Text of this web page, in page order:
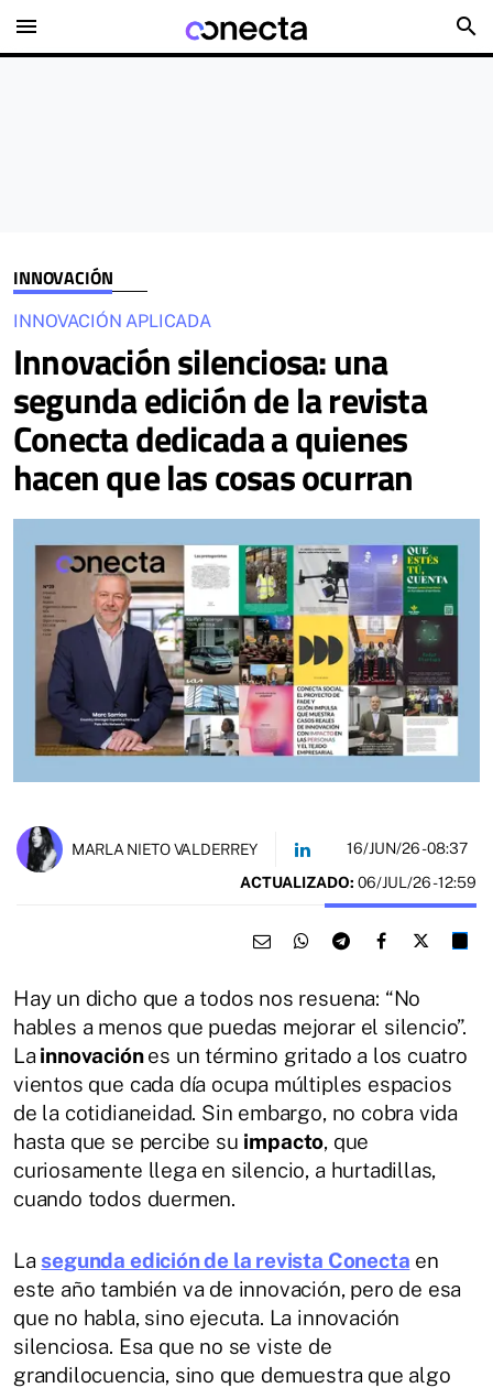
menu search
INNOVACIÓN
INNOVACIÓN APLICADA
Innovación silenciosa: una
segunda edición de la revista
Conecta dedicada a quienes
hacen que las cosas ocurran
MARLA NIETO VALDERREY 16/JUN/26- 08:37
ACTUALIZADO: 06/JUL/26 - 12:59
Hay un dicho que a todos nos resuena: “No
hables a menos que puedas mejorar el silencio”.
La innovaciónes un término gritado a los cuatro
vientos que cada día ocupa múltiples espacios
de la cotidianeidad. Sin embargo, no cobra vida
hasta que se percibe su impacto, que
curiosamente llega en silencio, a hurtadillas,
cuando todos duermen.
La segunda edición de la revista Conecta en
este año también va de innovación, pero de esa
que no habla, sino ejecuta. La innovación
silenciosa. Esa que no se viste de
grandilocuencia, sino que demuestra que algo